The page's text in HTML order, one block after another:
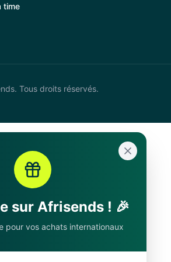
time
Tous droits réservés.
sur Afrisends ! 🎉
pour vos achats internationaux